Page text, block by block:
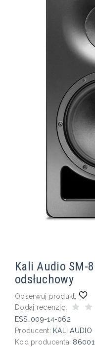
Kali Audio SM-
odsłuchowy
Obserwuj produkt:
Dodaj recenzję:
ESS_009-14-062
Producent: KALI AUDIO
Kod producenta: